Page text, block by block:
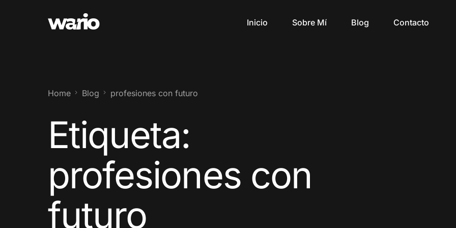
Inicio Sobre Mí Blog Contacto
Home Blog profesiones con futuro
Etiqueta:
profesiones con
futuro